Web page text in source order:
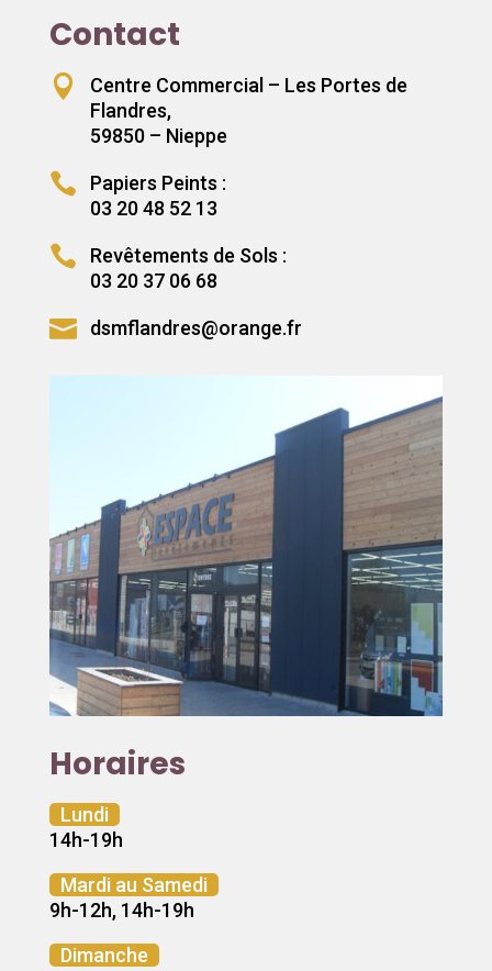
Contact

Centre Commercial – Les Portes de
Flandres,
59850 – Nieppe

Papiers Peints :
03 20 48 52 13

Revêtements de Sols :
03 20 37 06 68
 dsmflandres@orange.fr
Horaires
Lundi
14h-19h
Mardi au Samedi
9h-12h, 14h-19h
Dimanche